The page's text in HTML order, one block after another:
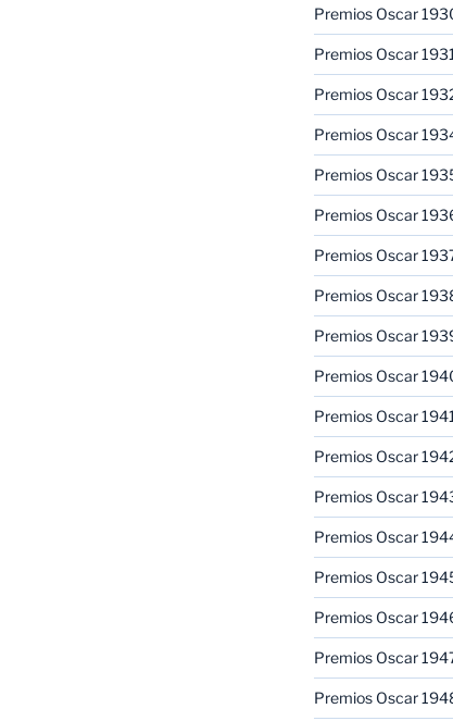
Premios Oscar
Premios Oscar
Premios Oscar
Premios Oscar
Premios Oscar
Premios Oscar
Premios Oscar
Premios Oscar
Premios Oscar
Premios Oscar
Premios Oscar
Premios Oscar
Premios Oscar
Premios Oscar
Premios Oscar
Premios Oscar
Premios Oscar
Premios Oscar